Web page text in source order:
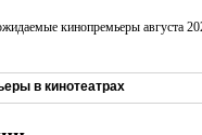
кинопремьеры августа
в кинотеатрах